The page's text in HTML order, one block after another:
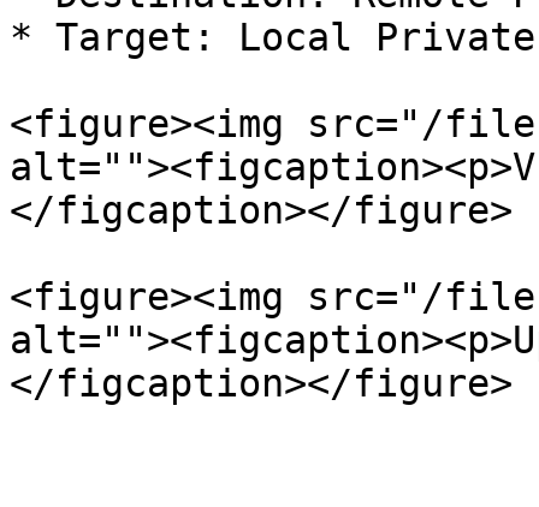
* Target: Local Private
<figure><img src="/files/
</figcaption></figure>
<figure><img src="/files/